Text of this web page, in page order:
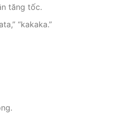
tăng tốc.
“kakaka.”